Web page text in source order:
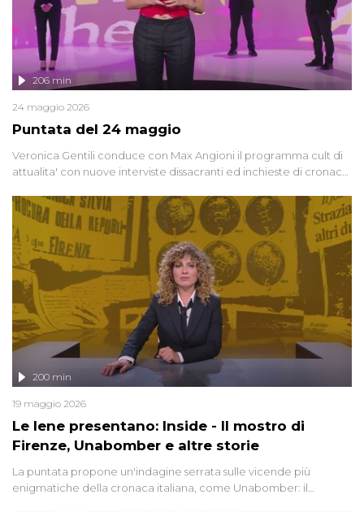
Puntata del 24 maggio
206 min
24 maggio 2026
Veronica Gentili conduce con Max Angioni il programma cult di
attualita' con nuove interviste dissacranti ed inchieste di cronaca
Le Iene presentano: Inside - Il mostro di
Firenze, Unabomber e altre storie
200 min
19 maggio 2026
La puntata propone un'indagine serrata sulle vicende più
enigmatiche della cronaca italiana, come Unabomber: il